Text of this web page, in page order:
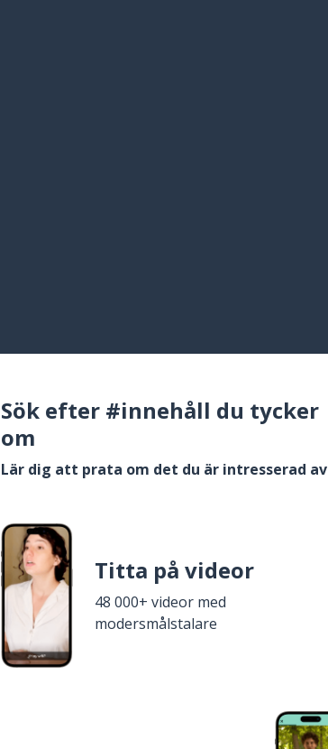
Sök efter #innehåll du tycker
om
Lär dig att prata om det du är intresserad av
Titta på videor
48 000+ videor med
modersmålstalare